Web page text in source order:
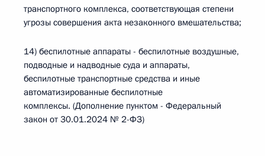
транспортного комплекса, соответствующая степени
угрозы совершения акта незаконного вмешательства;
14) беспилотные аппараты - беспилотные воздушные,
подводные и надводные суда и аппараты,
беспилотные транспортные средства и иные
автоматизированные беспилотные
комплексы. (Дополнение пунктом - Федеральный
закон от 30.01.2024 № 2-ФЗ)